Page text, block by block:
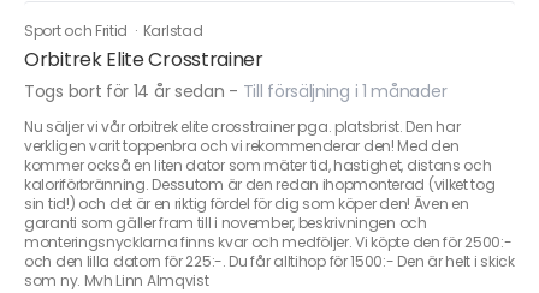
Sport och Fritid · Karlstad
Orbitrek Elite Crosstrainer
Togs bort för 14 år sedan - Till försäljning i 1 månader
Nu säljer vi vår orbitrek elite crosstrainer pga. platsbrist. Den har
verkligen varit toppenbra och vi rekommenderar den! Med den
kommer också en liten dator som mäter tid, hastighet, distans och
kaloriförbränning. Dessutom är den redan ihopmonterad (vilket tog
sin tid!) och det är en riktig fördel för dig som köper den! Även en
garanti som gäller fram till i november, beskrivningen och
monteringsnycklarna finns kvar och medföljer. Vi köpte den för 2500:-
och den lilla datorn för 225:-. Du får alltihop för 1500:- Den är helt i skick
som ny. Mvh Linn Almqvist